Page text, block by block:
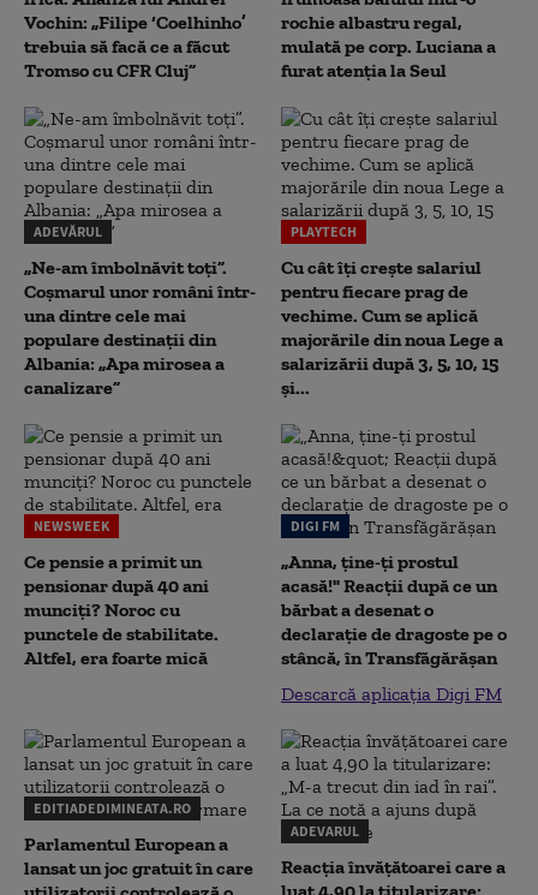
Vochin: „Filipe ‘Coelhinho’
trebuia să facă ce a făcut
Tromso cu CFR Cluj”
rochie albastru regal,
mulată pe corp. Luciana a
furat atenția la Seul
ADEVĂRUL
„Ne-am îmbolnăvit toți”.
Coșmarul unor români într-
una dintre cele mai
populare destinații din
Albania: „Apa mirosea a
canalizare”
PLAYTECH
Cu cât îți crește salariul
pentru fiecare prag de
vechime. Cum se aplică
majorările din noua Lege a
salarizării după 3, 5, 10, 15
și...
NEWSWEEK
Ce pensie a primit un
pensionar după 40 ani
munciți? Noroc cu
punctele de stabilitate.
Altfel, era foarte mică
DIGI FM
„Anna, ţine-ţi prostul
acasă!" Reacţii după ce un
bărbat a desenat o
declaraţie de dragoste pe o
stâncă, în Transfăgărăşan
Descarcă aplicația Digi FM
EDITIADEDIMINEATA.RO
Parlamentul European a
lansat un joc gratuit în care
ADEVARUL
Reacția învățătoarei care a